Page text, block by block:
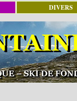
DIVERS